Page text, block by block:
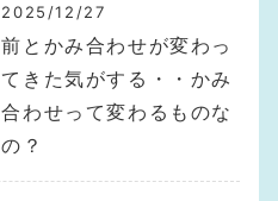
2025/12/27
前とかみ合わせが変わっ
てきた気がする・・かみ
合わせって変わるものな
の？